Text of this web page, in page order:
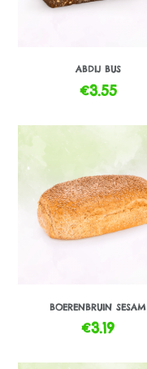
ABDIJ BUS
€3.55
BOERENBRUIN SESAM
€3.19